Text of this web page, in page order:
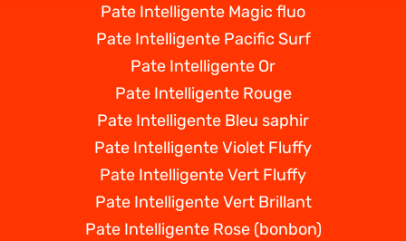
Pate Intelligente Magic fluo
Pate Intelligente Pacific Surf
Pate Intelligente Or
Pate Intelligente Rouge
Pate Intelligente Bleu saphir
Pate Intelligente Violet Fluffy
Pate Intelligente Vert Fluffy
Pate Intelligente Vert Brillant
Pate Intelligente Rose (bonbon)